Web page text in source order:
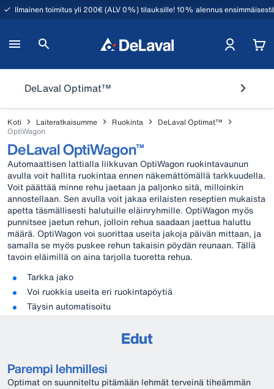
Ilmainen toimitus yli 200€ (ALV 0%) tilauksille! 10% alennus
DeLaval Optimat™
Koti Laiteratkaisumme Ruokinta
DeLaval Optimat™
OptiWagon
DeLaval OptiWagon™
Automaattisen lattialla liikkuvan OptiWagon ruokintavaunun
avulla voit hallita ruokintaa ennen näkemättömällä tarkkuudella.
Voit päättää minne rehu jaetaan ja paljonko sitä, milloinkin
annostellaan. Sen avulla voit jakaa erilaisten reseptien mukaista
apetta täsmällisesti halutuille eläinryhmille. OptiWagon myös
punnitsee jaetun rehun, jolloin rehua saadaan jaettua haluttu
määrä. OptiWagon voi suorittaa useita jakoja päivän mittaan, ja
samalla se myös puskee rehun takaisin pöydän reunaan. Tällä
tavoin eläimillä on aina tarjolla tuoretta rehua.
Tarkka jako
Voi ruokkia useita eri ruokintapöytiä
Täysin automatisoitu
Edut
Parempi lehmillesi
Optimat on suunniteltu pitämään lehmät terveinä tiheämmän